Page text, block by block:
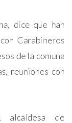
dice que han
Carabineros
de la comuna
reuniones con
alcaldesa de